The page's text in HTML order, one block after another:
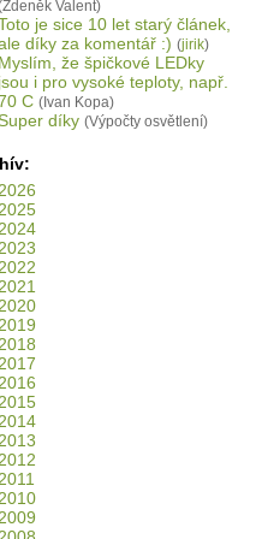
Valent)
je sice 10 let starý článek,
díky za komentář :) (jirik)
že špičkové LEDky
i pro vysoké teploty, např.
C (Ivan Kopa)
díky (Výpočty osvětlení)